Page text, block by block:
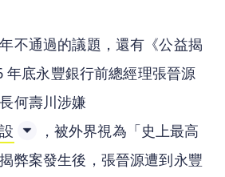
不通過的議題，還有《公益揭
年底永豐銀行前總經理張晉源
何壽川涉嫌
，被外界視為「史上最高
弊案發生後，張晉源遭到永豐